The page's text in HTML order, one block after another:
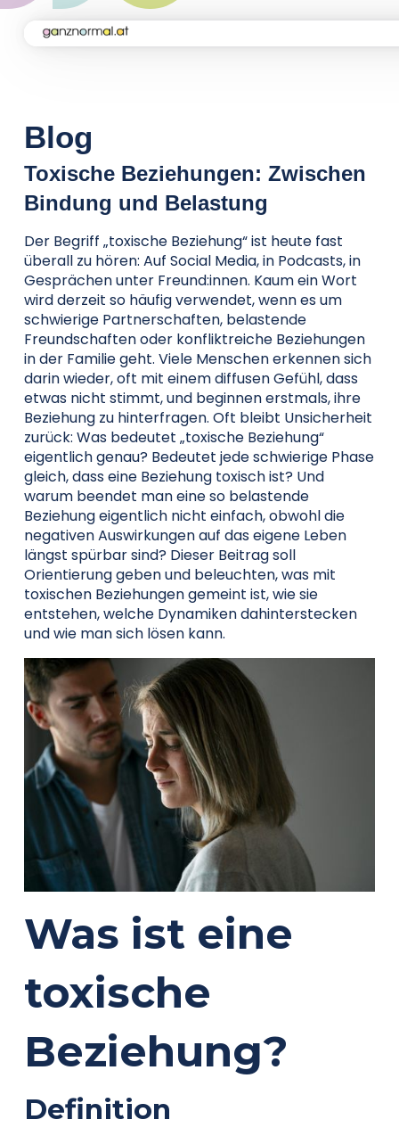
Kampagne
Aktuelles
Soforthilfe
Über uns
Kontakt
Blog
Toxische Beziehungen: Zwischen
Bindung und Belastung
Der Begriff „toxische Beziehung“ ist heute fast
überall zu hören: Auf Social Media, in Podcasts, in
Gesprächen unter Freund:innen. Kaum ein Wort
wird derzeit so häufig verwendet, wenn es um
schwierige Partnerschaften, belastende
Freundschaften oder konfliktreiche Beziehungen
in der Familie geht. Viele Menschen erkennen sich
darin wieder, oft mit einem diffusen Gefühl, dass
etwas nicht stimmt, und beginnen erstmals, ihre
Beziehung zu hinterfragen. Oft bleibt Unsicherheit
zurück: Was bedeutet „toxische Beziehung“
eigentlich genau? Bedeutet jede schwierige Phase
gleich, dass eine Beziehung toxisch ist? Und
warum beendet man eine so belastende
Beziehung eigentlich nicht einfach, obwohl die
negativen Auswirkungen auf das eigene Leben
längst spürbar sind? Dieser Beitrag soll
Orientierung geben und beleuchten, was mit
toxischen Beziehungen gemeint ist, wie sie
entstehen, welche Dynamiken dahinterstecken
und wie man sich lösen kann.
Was ist eine
toxische
Beziehung?
Definition